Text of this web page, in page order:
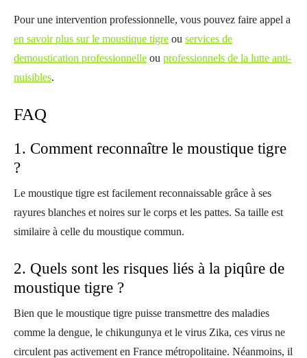
Pour une intervention professionnelle, vous pouvez faire appel a
en savoir plus sur le moustique tigre ou services de
demoustication professionnelle ou professionnels de la lutte anti-
nuisibles.
FAQ
1. Comment reconnaître le moustique tigre
?
Le moustique tigre est facilement reconnaissable grâce à ses
rayures blanches et noires sur le corps et les pattes. Sa taille est
similaire à celle du moustique commun.
2. Quels sont les risques liés à la piqûre de
moustique tigre ?
Bien que le moustique tigre puisse transmettre des maladies
comme la dengue, le chikungunya et le virus Zika, ces virus ne
circulent pas activement en France métropolitaine. Néanmoins, il